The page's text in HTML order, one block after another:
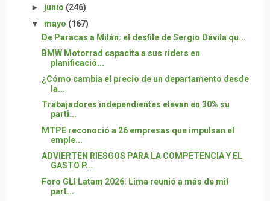
► junio (246)
▼ mayo (167)
De Paracas a Milán: el desfile de Sergio Dávila qu...
BMW Motorrad capacita a sus riders en
planificació...
¿Cómo cambia el precio de un departamento desde
la...
Trabajadores independientes elevan en 30% su
parti...
MTPE reconoció a 26 empresas que impulsan el
emple...
ADVIERTEN RIESGOS PARA LA COMPETENCIA Y EL
GASTO P...
Foro GLI Latam 2026: Lima reunió a más de mil
part...